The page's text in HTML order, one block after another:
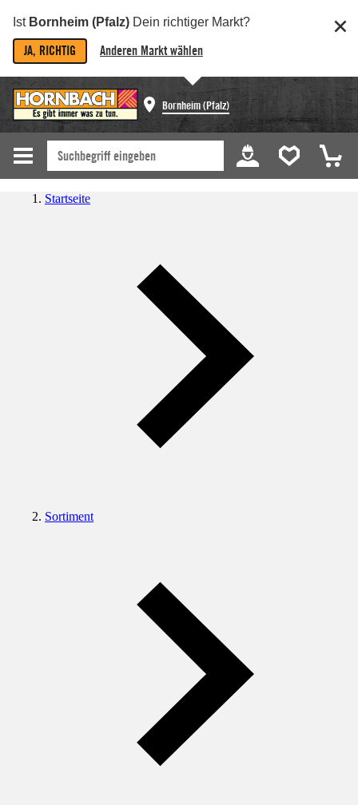
Ist Bornheim (Pfalz) Dein richtiger Markt?
JA, RICHTIG Anderen Markt wählen
Bornheim (Pfalz)
Startseite
Sortiment